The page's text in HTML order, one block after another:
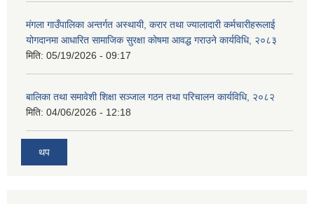
मंगला गाउँपालिका अन्तर्गत अस्थायी, करार तथा ज्यालादारी कर्मचारीहरूलाई
योगदानमा आधारित सामाजिक सुरक्षा कोषमा आवद्ध गराउने कार्यविधि, २०८३
मिति: 05/19/2026 - 09:17
बालिका तथा समावेशी शिक्षा सञ्जाल गठन तथा परिचालन कार्यविधि, २०८२
मिति: 04/06/2026 - 12:18
थप